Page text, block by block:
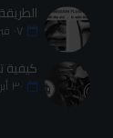
٠٧
كيفية
٣٠